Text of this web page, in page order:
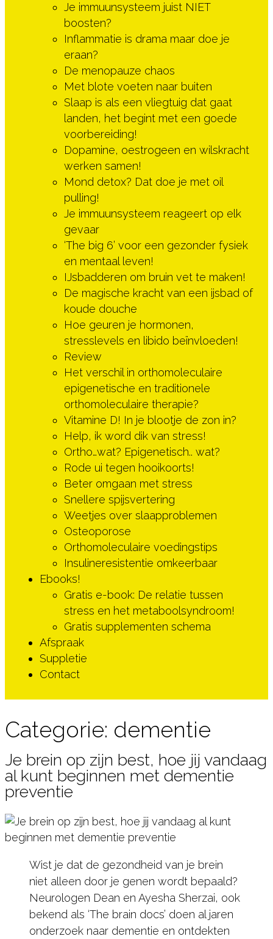
Je immuunsysteem juist NIET
boosten?
Inflammatie is drama maar doe je
eraan?
De menopauze chaos
Met blote voeten naar buiten
Slaap is als een vliegtuig dat gaat
landen, het begint met een goede
voorbereiding!
Dopamine, oestrogeen en wilskracht
werken samen!
Mond detox? Dat doe je met oil
pulling!
Je immuunsysteem reageert op elk
gevaar
‘The big 6’ voor een gezonder fysiek
en mentaal leven!
IJsbadderen om bruin vet te maken!
De magische kracht van een ijsbad of
koude douche
Hoe geuren je hormonen,
stresslevels en libido beïnvloeden!
Review
Het verschil in orthomoleculaire
epigenetische en traditionele
orthomoleculaire therapie?
Vitamine D! In je blootje de zon in?
Help, ik word dik van stress!
Ortho…wat? Epigenetisch.. wat?
Rode ui tegen hooikoorts!
Beter omgaan met stress
Snellere spijsvertering
Weetjes over slaapproblemen
Osteoporose
Orthomoleculaire voedingstips
Insulineresistentie omkeerbaar
Ebooks!
Gratis e-book: De relatie tussen
stress en het metaboolsyndroom!
Gratis supplementen schema
Afspraak
Suppletie
Contact
Categorie: dementie
Je brein op zijn best, hoe jij vandaag
al kunt beginnen met dementie
preventie
Wist je dat de gezondheid van je brein
niet alleen door je genen wordt bepaald?
Neurologen Dean en Ayesha Sherzai, ook
bekend als ‘The brain docs’ doen al jaren
onderzoek naar dementie en ontdekten